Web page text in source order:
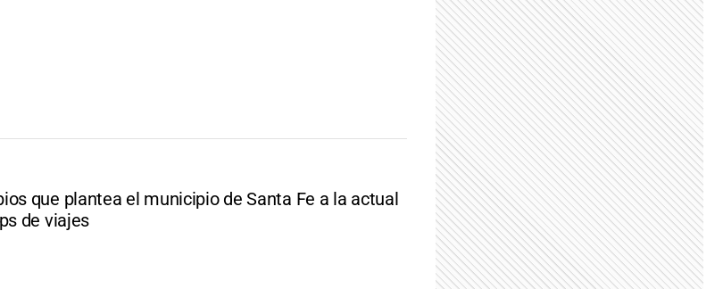
que plantea el municipio de Santa Fe a la actual
de viajes